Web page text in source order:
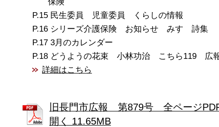
民生委員 児童委員 くらしの情報
シリーズ介護保険 お知らせ みすゞ詩集
3月のカレンダー
どうようの花束 小林功治 こちら119 広
詳細はこちら
旧長門市広報 第879号 全ページ
開く 11.65MB